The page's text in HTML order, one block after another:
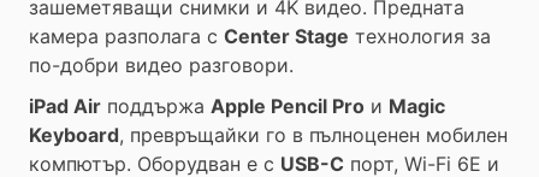
зашеметяващи снимки и 4K видео. Предната
камера разполага с Center Stage технология за
по-добри видео разговори.
iPad Air поддържа Apple Pencil Pro и Magic
Keyboard, превръщайки го в пълноценен мобилен
компютър. Оборудван е с USB-C порт, Wi-Fi 6E и